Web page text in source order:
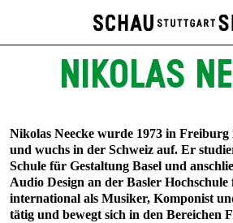
NIKOLAS
Nikolas Neecke wurde 1973 in Freiburg
und wuchs in der Schweiz auf. Er
Schule für Gestaltung Basel und
Audio Design an der Basler
international als Musiker, Komponist
tätig und bewegt sich in den Bereichen